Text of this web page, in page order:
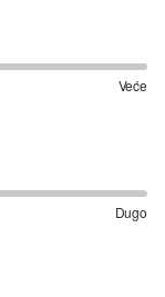
Veće
Dugo